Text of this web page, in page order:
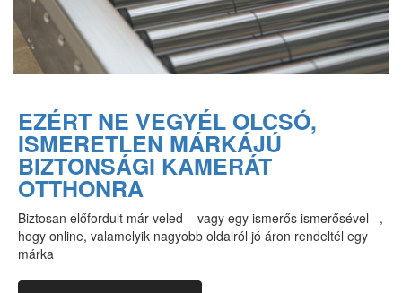
EZÉRT NE VEGYÉL OLCSÓ,
ISMERETLEN MÁRKÁJÚ
BIZTONSÁGI KAMERÁT
OTTHONRA
Biztosan előfordult már veled – vagy egy ismerős ismerősével –,
hogy online, valamelyik nagyobb oldalról jó áron rendeltél egy
márka